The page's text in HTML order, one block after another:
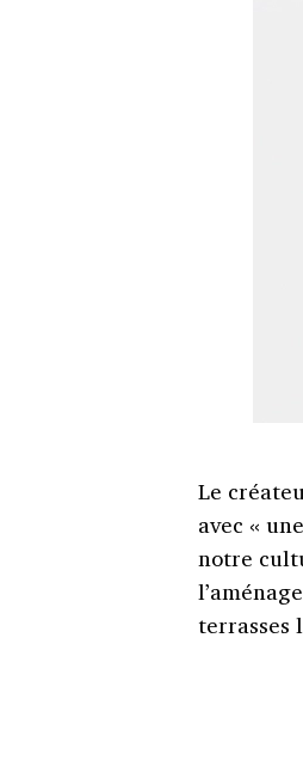
Le
avec «
notre
terrasses